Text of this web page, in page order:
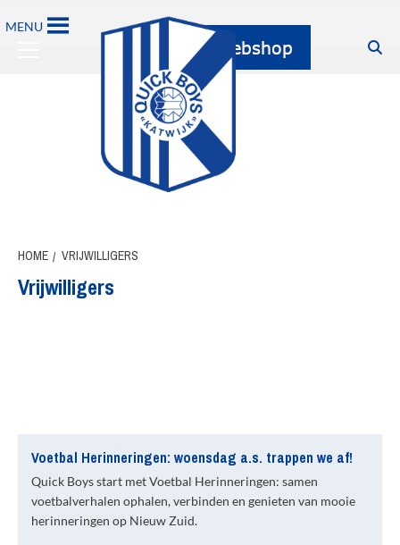
naar
MENU
Primary
HOME VRIJWILLIGERS
Vrijwilligers
Voetbal Herinneringen: woensdag a.s. trappen we af!
Quick Boys start met Voetbal Herinneringen: samen
voetbalverhalen ophalen, verbinden en genieten van mooie
herinneringen op Nieuw Zuid.